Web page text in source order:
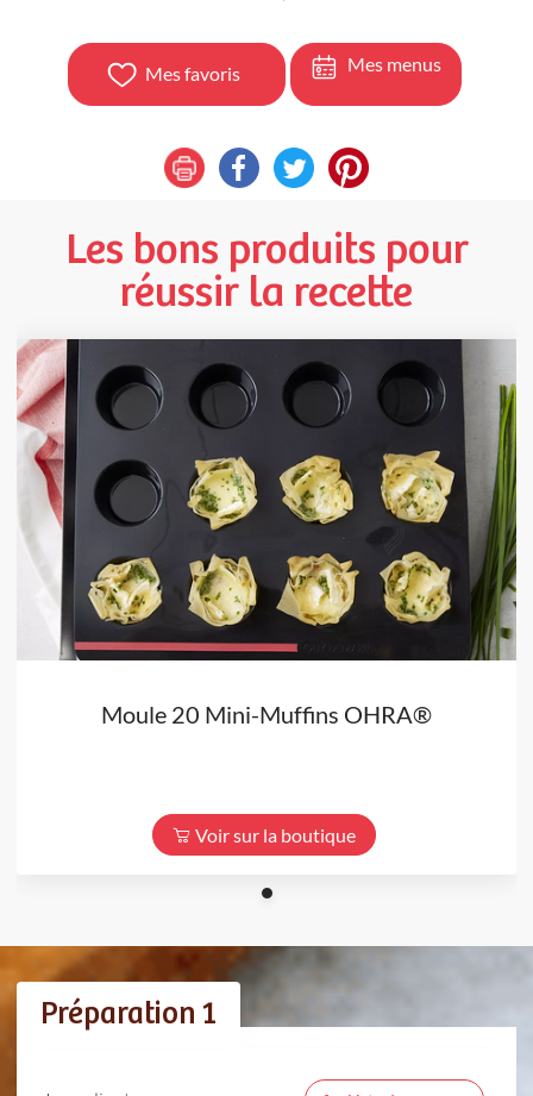
Mes favoris Mes menus
Les bons produits pour
réussir la recette
Moule 20 Mini-Muffins OHRA®
Voir sur la boutique
Préparation 1